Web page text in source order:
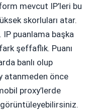
mevcut IP’leri bu
skorluları atar.
puanlama başka
şeffaflık. Puanı
banlı olup
atanmeden önce
proxy’lerde